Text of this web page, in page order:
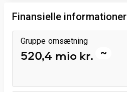
Finansielle informationer
Gruppe omsætning
520,4 mio kr. ~